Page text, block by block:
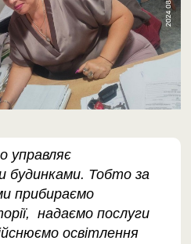
управляє
будинками. Тобто за
прибираємо
надаємо послуги
освітлення